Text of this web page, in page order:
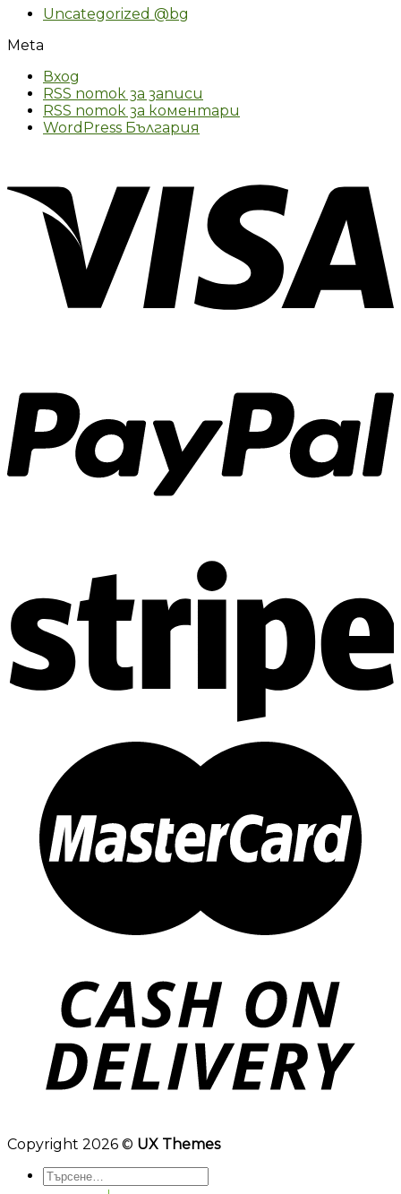
Uncategorized @bg
Meta
Вход
RSS поток за записи
RSS поток за коментари
WordPress България
Copyright 2026 © UX Themes